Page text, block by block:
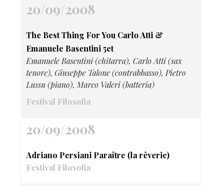
20/09/2008
The Best Thing For You Carlo Atti &
Emanuele Basentini 5et
Emanuele Basentini (chitarra), Carlo Atti (sax
tenore), Giuseppe Talone (contrabbasso), Pietro
Lussu (piano), Marco Valeri (batteria)
Festival Filosofia
20/09/2008
Adriano Persiani Paraître (la rêverie)
Festival Filosofia